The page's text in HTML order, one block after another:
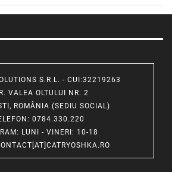
S.R.L. - CUI:32219263
VALEA OLTULUI NR. 2
ROMÂNIA (SEDIU SOCIAL)
: 0784.330.220
: LUNI - VINERI: 10-18